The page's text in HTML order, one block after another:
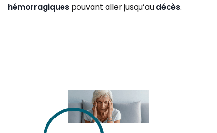
hémorragiques pouvant aller jusqu’au décès.